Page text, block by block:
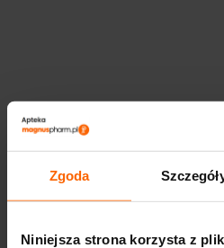
Zgoda
Niniejsza strona korzysta z